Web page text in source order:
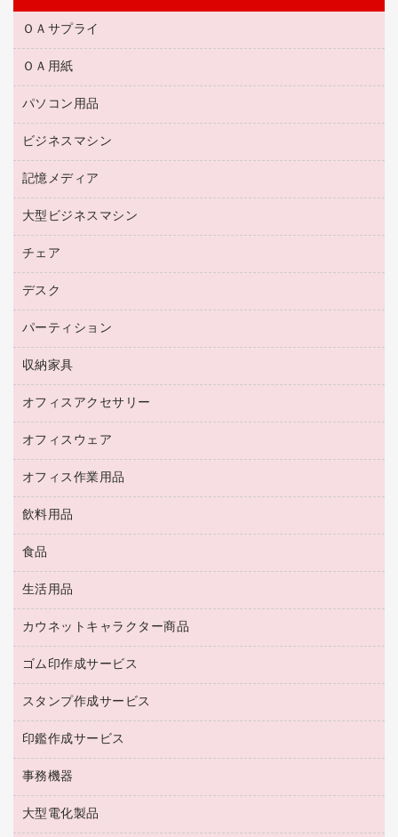
ＯＡサプライ
互換インクカートリッジ
リサイクルトナー（プール方式）
リサイクルインクカートリッジ
プリンタ用リボン
トナーカートリッジ
コピートナー
インクカートリッジ
ＯＡ用紙
名刺用紙
ワープロ用紙
ラベル用紙
プロッター用紙
ハガキ用紙
その他コピー用紙・プリンタ用紙
コピー用紙
インクジェットプリンタ用紙
パソコン用品
パソコン周辺機器
マウスパッド
マウス
パソコンバッグ／収納用品
ネットワーク／ＬＡＮ機器
ネットワーク／ＬＡＮアクセサリー
セキュリティ用品
スマートフォン／モバイル周辺機器
ＵＳＢハブ／ＵＳＢアクセサリー
ＯＡフィルター
ＯＡクリーナー／エアダスター
ＨＤＤ／ＳＳＤ
ディスプレイモニター
ビジネスマシン
電話機
レーザープリンタ／複合機
メモリーカード
プロジェクタ
ファクシミリ
デジタルカメラ
スキャナー
コピー機
インクジェットプリンタ／複合機
記憶メディア
ブルーレイディスク
ＣＤ－ＲＷ
ＣＤ－Ｒ
メディア収納用品
大型ビジネスマシン
プリンタ
チェア
応接イス・ベンチ
オフィスチェア
デスク
ミーティングテーブル
デスク
カウンター
パーティション
ホワイトボード・黒板
収納家具
保管庫・書庫
ロッカー・下駄箱
その他収納
オフィスアクセサリー
オフィスアクセサリー
オフィスウェア
医療・介護・ワーキングウェア
ブラウス・シャツ
アウター
オフィス作業用品
養生用品
防災用備蓄食品・飲料
台車・脚立
倉庫収納用品
作業用雑貨
梱包用品
梱包用テープ
工場用品
園芸用品
飲料用品
緑茶飲料
茶葉・インスタント
紅茶・バラエティ飲料
レギュラーコーヒー
ミルク・シュガー
ソフトドリンク
コーヒーメーカー・備品
インスタントコーヒー
お茶備品
食品
食品
生活用品
浴室用品
台所用洗剤
掃除用品
掃除用洗剤
洗濯用品
消臭・芳香剤
殺虫剤
カウネットキャラクター商品
カウネットキャラクター商品
ゴム印作成サービス
ゴム印作成サービス
ゴム印（一行印）作成サービス
ゴム印（フリーサイズ印）作成サービス
スタンプ作成サービス
シヤチハタスタンプ作成サービス
カウネットスタンプ作成サービス
印鑑作成サービス
印鑑作成サービス
事務機器
大型シュレッダー（共配）
大型電化製品